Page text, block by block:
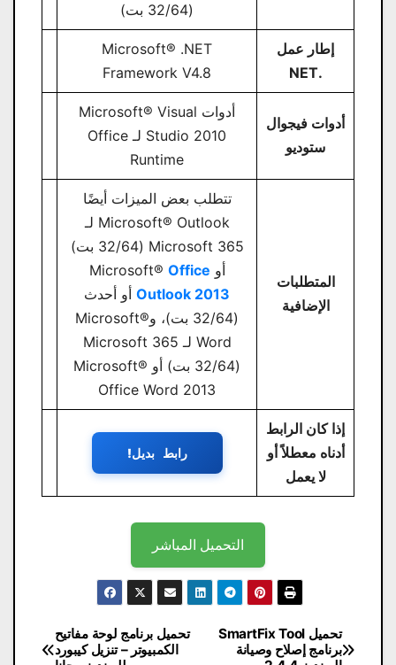
(32/64 بت)
إطار عمل
.NET
Microsoft® .NET
Framework V4.8
أدوات فيجوال
ستوديو
أدوات Microsoft® Visual
Studio 2010 لـ Office
Runtime
المتطلبات
الإضافية
تتطلب بعض الميزات أيضًا
Microsoft® Outlook لـ
Microsoft 365 (32/64 بت)
أو Microsoft® Office
Outlook 2013 أو أحدث
(32/64 بت)، وMicrosoft®
Word لـ Microsoft 365
(32/64 بت) أو Microsoft®
Office Word 2013
إذا كان الرابط
أدناه معطلاً أو
لا يعمل
رابط بديل!
التحميل المباشر
تصفّح
تحميل برنامج لوحة مفاتيح
الكمبيوتر – تنزيل كيبورد
تحميل SmartFix Tool
برنامج إصلاح وصيانة